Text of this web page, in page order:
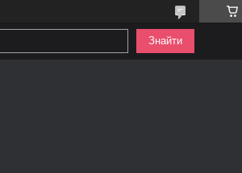
Знайти